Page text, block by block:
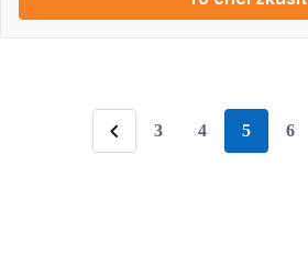
Předchozí
3 4 stránka
5 6